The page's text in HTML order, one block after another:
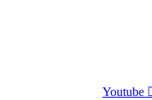
Youtube